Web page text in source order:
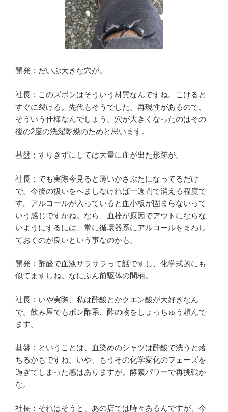
開発：だいぶ大きな穴が。
社長：このズボンはそういう材質なんですね。こけると
すぐに裂ける。先代もそうでした。再現性があるので、
そういう仕様なんでしょう。穴が大きくなったのはその
後の2度の洗濯乾燥のためと思います。
基盤：すりきずにしては大量に血が出た形跡が。
社長：でも実際今見ると薄いかさぶたになってるだけ
で。今後の扱いをへましなければ一週間で消える程度で
す。アルコールが入っていると血小板が固まらないって
いう感じですかね。なら、血栓が原因でアウトにならな
いようにするには、常に循環器系にアルコールをまわし
ておくのが良いという事なのかも。
開発：酢酸で血液サラサラって話ですし、化学式的にも
似てますしね。なにぶん前駆体の間柄。
社長：いや実際、私は酢酸とかクエン酸が大好きなん
で。飲み屋でもポン酢系、酢の物をしょっちゅう頼んで
ます。
基盤：ということは、血染めのシャツは酢酸で洗うと落
ちるかもですね。いや、もうその化学変化のフェーズを
過ぎてしまった感はありますが。酵素パワーで再挑戦か
な。
社長：それはそうと、あの店では時々あるんですが、今